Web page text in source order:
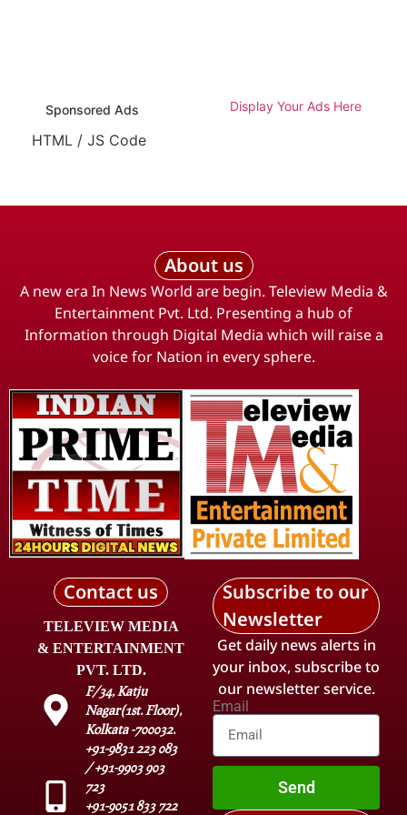
Sponsored Ads Display Your Ads Here
HTML / JS Code
About us
A new era In News World are begin. Teleview Media &
Entertainment Pvt. Ltd. Presenting a hub of
Information through Digital Media which will raise a
voice for Nation in every sphere.
Contact us
TELEVIEW MEDIA
& ENTERTAINMENT
PVT. LTD.
F/34, Katju
Nagar(1st. Floor),
Kolkata -700032.
+91-9831 223 083
/ +91-9903 903
723
+91-9051 833 722
Subscribe to our
Newsletter
Get daily news alerts in
your inbox, subscribe to
our newsletter service.
Email
Send